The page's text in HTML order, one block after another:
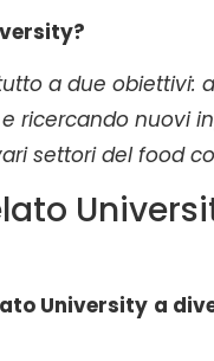
a due obiettivi:
ricercando nuovi
settori del food
University a